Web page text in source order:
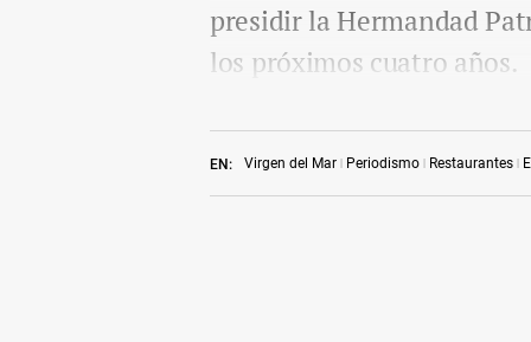
EN: Virgen del Mar Periodismo Restaurantes
presidir la Hermandad
los próximos cuatro años.